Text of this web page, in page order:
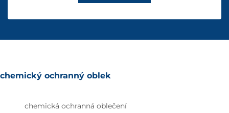
chemický ochranný oblek
chemická ochranná oblečení